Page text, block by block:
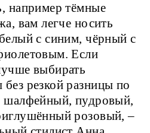
например тёмные
вам легче носить
с синим, чёрный с
Если
выбирать
резкой разницы по
шалфейный, пудровый,
розовый, –